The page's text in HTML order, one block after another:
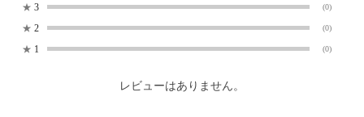
★ 3 (0)
★ 2 (0)
★ 1 (0)
レビューはありません。